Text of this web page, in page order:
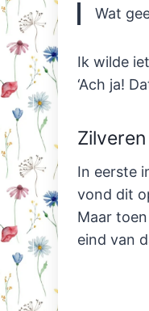
Wat
Ik wilde
‘Ach ja!
In eerste
vond dit
Maar
eind van